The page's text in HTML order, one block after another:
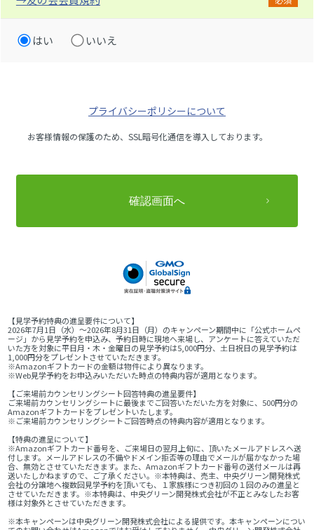
はい いいえ
プライバシーポリシーについて
お客様情報の保護のため、SSL暗号化通信を導入しております。
【見学予約特典の進呈要件について】
2026年7月1日（水）～2026年8月31日（月）のキャンペーン期間中に「公式ホームペ
ージ」から見学予約を申込み、予約日時に現地へ来場し、アンケートに答えていただ
いた方を対象に平日月・木・金曜日の見学予約は5,000円分、土日祝日の見学予約は
1,000円分をプレゼントさせていただきます。
※Amazonギフトカードの金額は物件により異なります。
※Web見学予約をお申込みいただいた時点の特典内容が適用となります。
【ご来場前カウンセリングシート回答特典の進呈要件】
ご来場前カウンセリングシートに最後までご回答いただいた方を対象に、500円分の
Amazonギフトカードをプレゼントいたします。
※ご来場前カウンセリングシートご回答時点の特典内容が適用となります。
【特典の進呈について】
※Amazonギフトカード番号を、ご来場日の翌月上旬に、頂いたメールアドレスへ送
付します。メールアドレスの不備やドメイン拒否等の理由でメールが届かなかった場
合、無効とさせていただきます。また、Amazonギフトカード番号の送付メールは再
送いたしかねますので、ご了承ください。※本特典は、売主、中央グリーン開発株式
会社の分譲地へ複数回見学予約を頂いても、１家族様につき初回の１回のみの進呈と
させていただきます。※本特典は、中央グリーン開発株式会社が不正とみなしたお客
様は対象外とさせていただきます。
※本キャンペーンは中央グリーン開発株式会社による提供です。本キャンペーンについ